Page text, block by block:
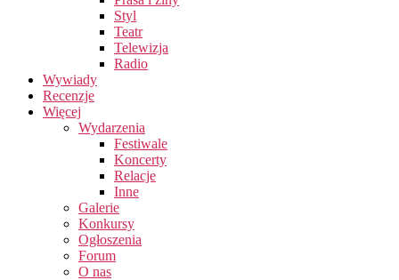
Styl
Teatr
Telewizja
Radio
Wywiady
Recenzje
Więcej
Wydarzenia
Festiwale
Koncerty
Relacje
Inne
Galerie
Konkursy
Ogłoszenia
Forum
O nas